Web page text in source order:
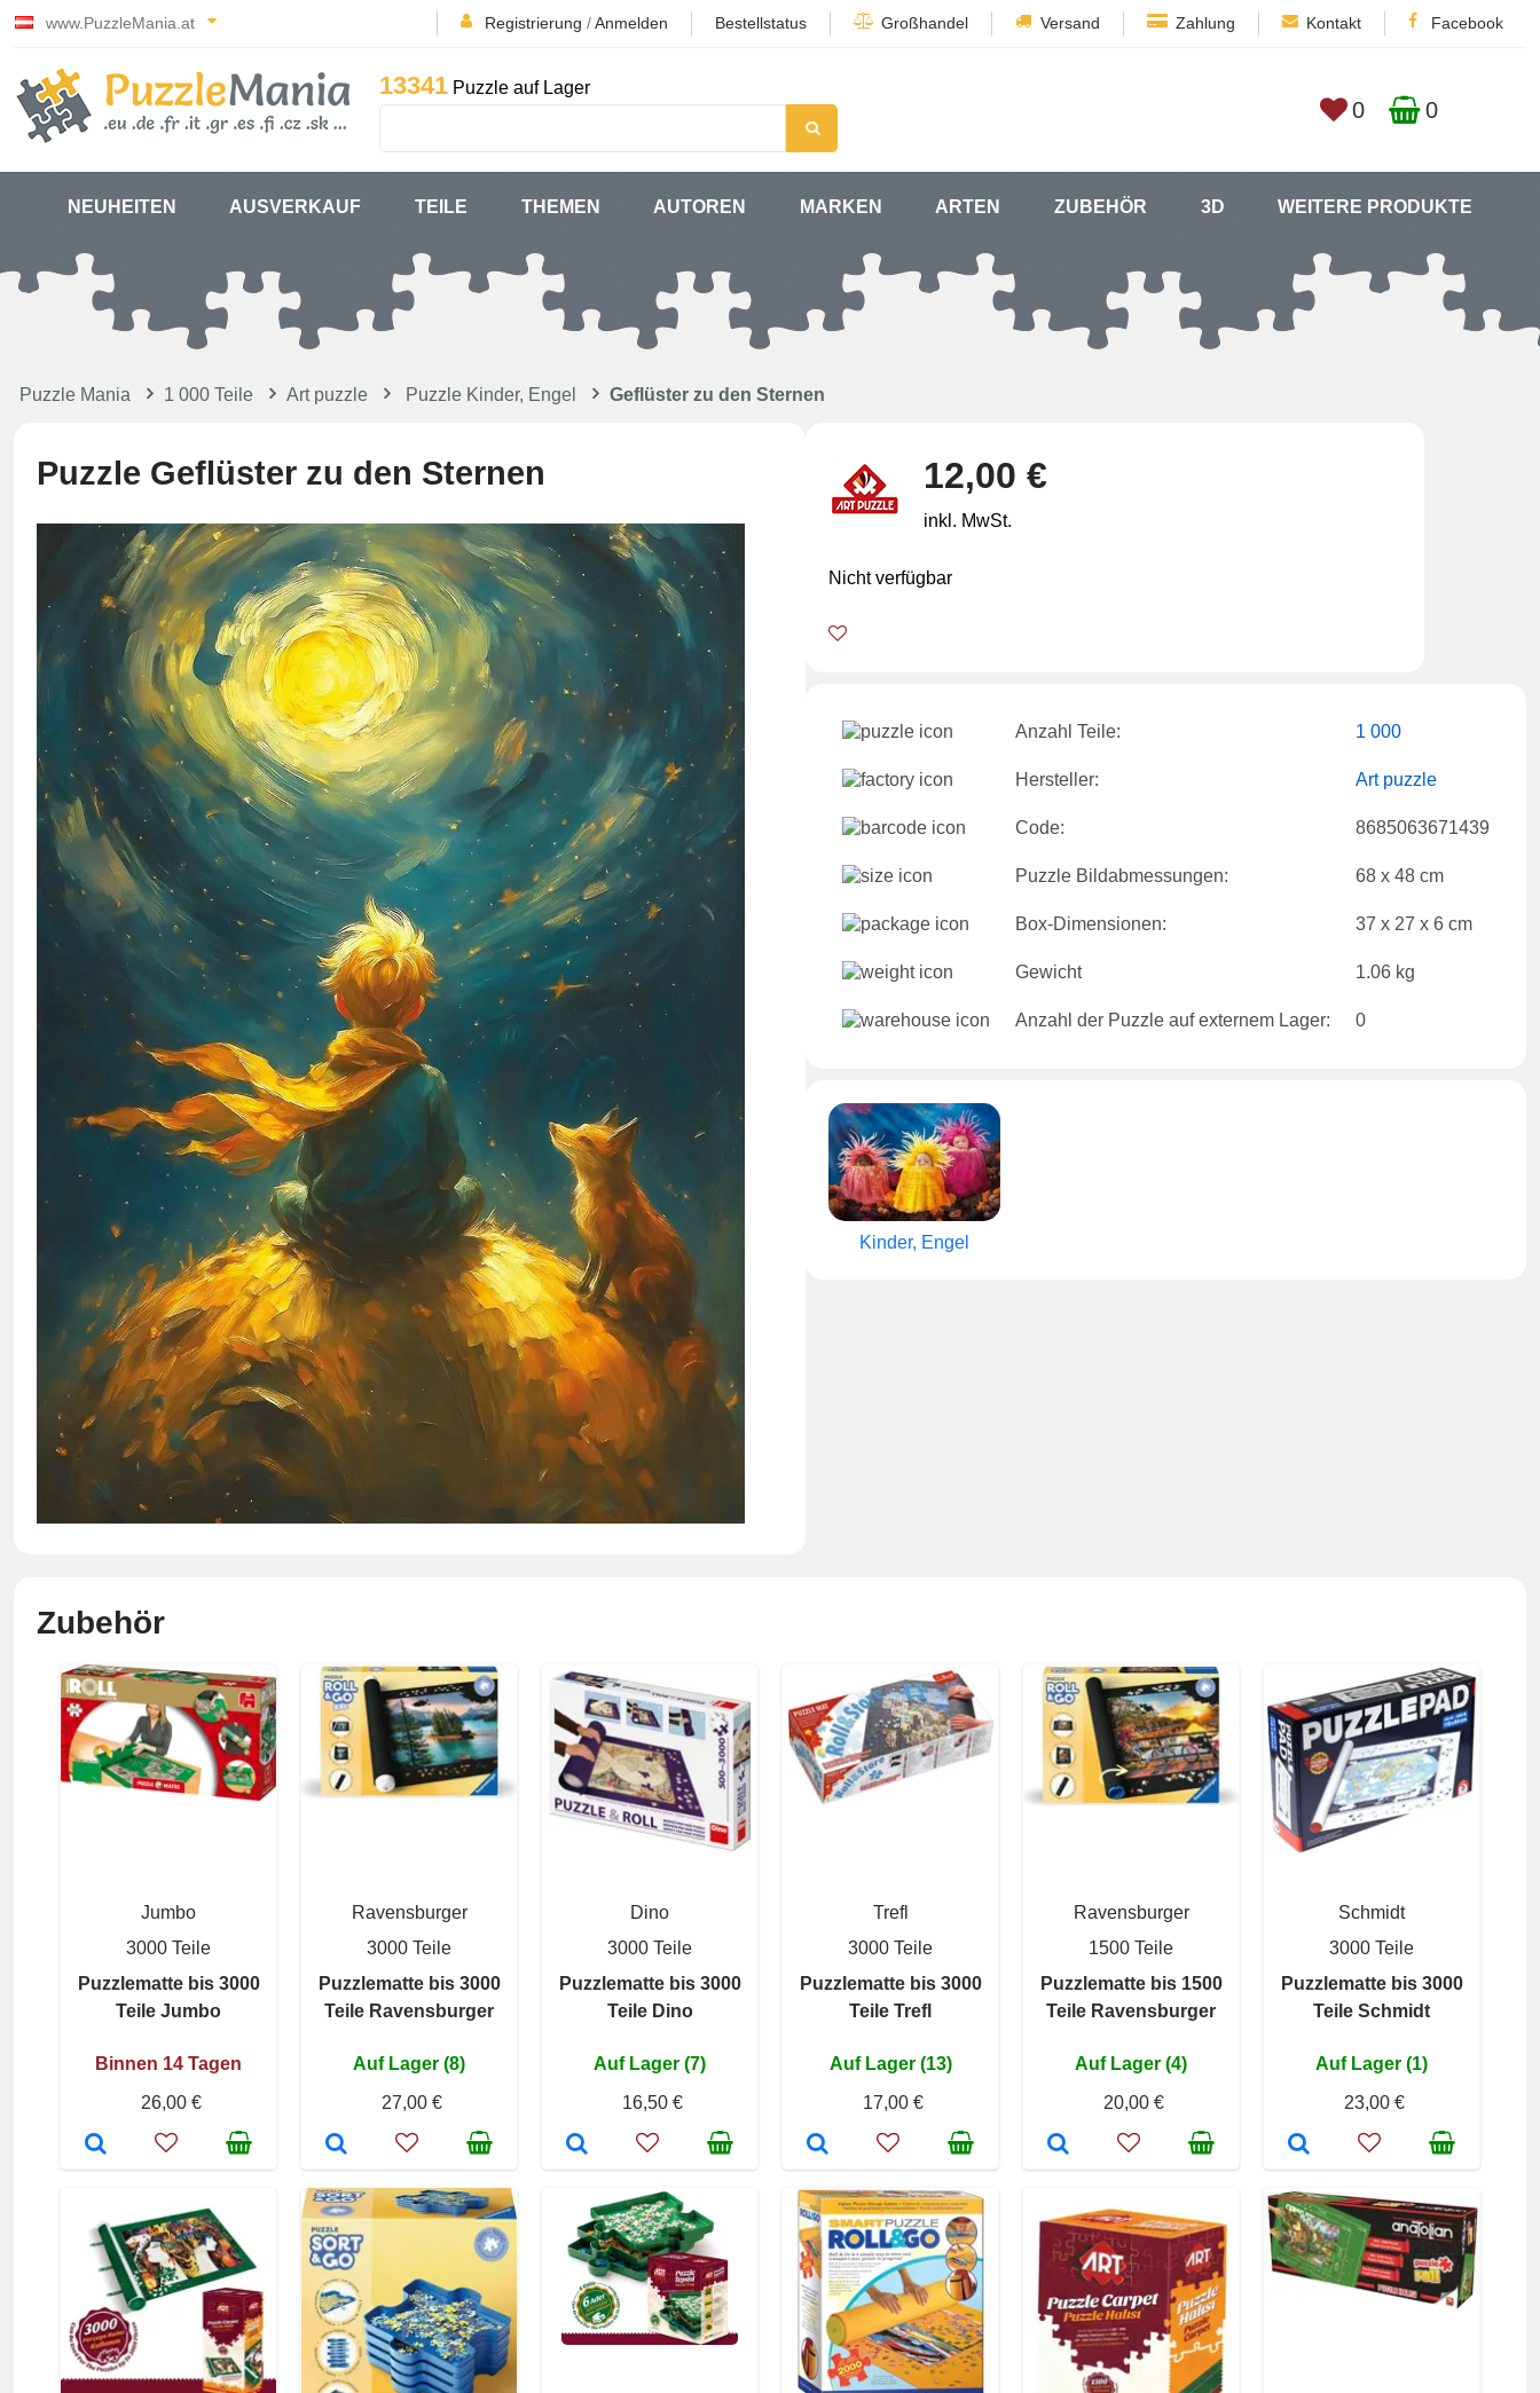
www.PuzzleMania.at Registrierung /Anmelden Bestellstatus Großhandel Versand Zahlung Kontakt Facebook
13341 Puzzle auf Lager
0 0
NEUHEITEN AUSVERKAUF TEILE THEMEN AUTOREN MARKEN ARTEN ZUBEHÖR 3D WEITERE PRODUKTE
Puzzle Mania 1 000 Teile Art puzzle Puzzle Kinder, Engel Geflüster zu den Sternen
Puzzle Geflüster zu den Sternen 12,00 €
inkl. MwSt.
Nicht verfügbar
Anzahl Teile: 1 000
Hersteller: Art puzzle
Code: 8685063671439
Puzzle Bildabmessungen: 68 x 48 cm
Box-Dimensionen: 37 x 27 x 6 cm
Gewicht 1.06 kg
Anzahl der Puzzle auf externem Lager: 0
Kinder, Engel
Zubehör
Jumbo
3000 Teile
Puzzlematte bis 3000
Teile Jumbo
Binnen 14 Tagen
26,00 €
Ravensburger
3000 Teile
Puzzlematte bis 3000
Teile Ravensburger
Auf Lager (8)
27,00 €
Dino
3000 Teile
Puzzlematte bis 3000
Teile Dino
Auf Lager (7)
16,50 €
Trefl
3000 Teile
Puzzlematte bis 3000
Teile Trefl
Auf Lager (13)
17,00 €
Ravensburger
1500 Teile
Puzzlematte bis 1500
Teile Ravensburger
Auf Lager (4)
20,00 €
Schmidt
3000 Teile
Puzzlematte bis 3000
Teile Schmidt
Auf Lager (1)
23,00 €